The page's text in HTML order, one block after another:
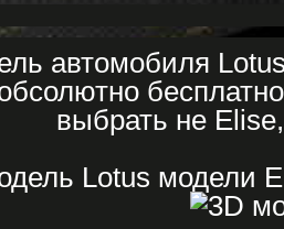
автомобиля
выбрать не